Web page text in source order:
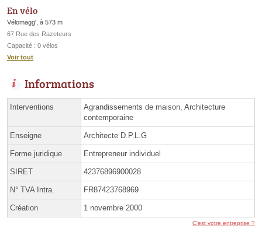
En vélo
Vélomagg', à 573 m
67 Rue des Razeteurs
Capacité : 0 vélos
Voir tout
Informations
Interventions
Agrandissements de maison, Architecture
contemporaine
Enseigne Architecte D.P.L.G
Forme juridique Entrepreneur individuel
SIRET 42376896900028
N° TVA Intra. FR87423768969
Création 1 novembre 2000
C'est votre entreprise ?